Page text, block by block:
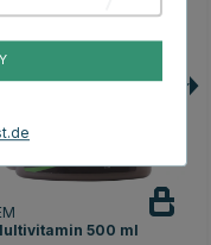
500 ml